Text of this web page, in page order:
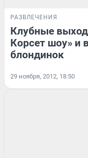
РАЗВЛЕЧЕНИЯ
Клубные
Корсет шоу» и
блондинок
29 ноября, 2012, 18:50